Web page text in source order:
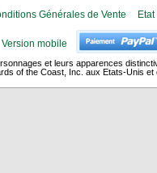
Générales de Vente
Version mobile
et leurs apparences
of the Coast, Inc. aux Etats-Unis